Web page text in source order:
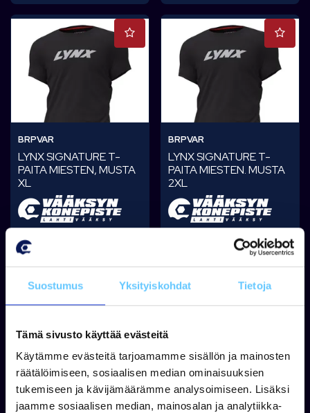
Suostumus Yksityiskohdat Tietoja
Tämä sivusto käyttää evästeitä
Käytämme evästeitä tarjoamamme sisällön ja mainosten
räätälöimiseen, sosiaalisen median ominaisuuksien
tukemiseen ja kävijämäärämme analysoimiseen. Lisäksi
jaamme sosiaalisen median, mainosalan ja analytiikka-
BRPVAR
LYNX SIGNATURE T-
PAITA MIESTEN, MUSTA
XL
Tuotetta on varastossa
35,33 €
BRPVAR
LYNX SIGNATURE T-
PAITA MIESTEN. MUSTA
2XL
Tuotetta on varastossa
35,33 €